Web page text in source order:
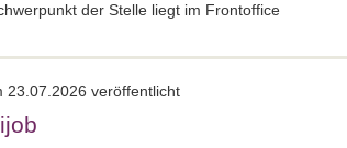
der Stelle liegt im Frontoffice
23.07.2026 veröffentlicht